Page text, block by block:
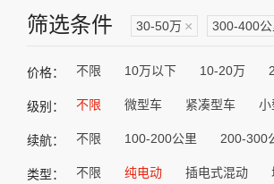
筛选条件 30-50万 × 300-400公
价格： 不限 10万以下 10-20万
级别： 不限 微型车 紧凑型车 小
续航： 不限 100-200公里 200-300
类型： 不限 纯电动 插电式混动